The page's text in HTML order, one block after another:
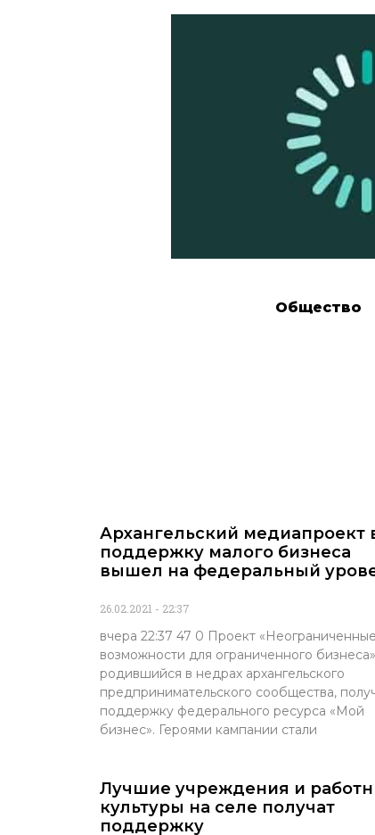
Общество
Архангельский медиапроект
поддержку малого бизнеса
вышел на федеральный
26.02.2021 22:37
вчера 22:37 47 0 Проект «Неограниченные
возможности для ограниченного
родившийся в недрах архангельского
предпринимательского сообщества,
поддержку федерального ресурса «Мой
бизнес». Героями кампании стали
Лучшие учреждения и
культуры на селе получат
поддержку